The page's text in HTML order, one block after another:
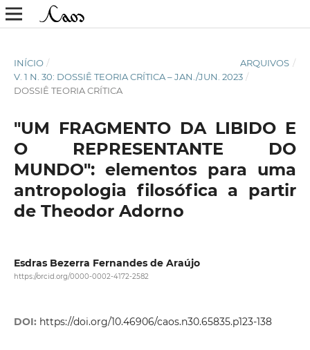
INÍCIO / ARQUIVOS /
V. 1 N. 30: DOSSIÊ TEORIA CRÍTICA – JAN./JUN. 2023 /
DOSSIÊ TEORIA CRÍTICA
"UM FRAGMENTO DA LIBIDO E
O REPRESENTANTE DO
MUNDO": elementos para uma
antropologia filosófica a partir
de Theodor Adorno
Esdras Bezerra Fernandes de Araújo
https://orcid.org/0000-0002-4172-2582
DOI: https://doi.org/10.46906/caos.n30.65835.p123-138